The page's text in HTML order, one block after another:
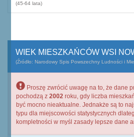
(45-64 lata)
WIEK MIESZKAŃCÓW WSI
(Źródło: Narodowy Spis Powszechny Ludności i
Proszę zwrócić uwagę na to, że dane
pochodzą z 2002 roku, gdy liczba
być mocno nieaktualne. Jednakże są to
typu dla miejscowości statystycznych
kompletności w myśl zasady lepsze dane